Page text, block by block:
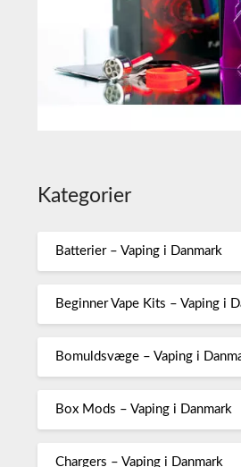
Kategorier
Batterier – Vaping i Danmark
Beginner Vape Kits – Vaping i
Bomuldsvæge – Vaping i
Box Mods – Vaping i Danmark
Chargers – Vaping i Danmark